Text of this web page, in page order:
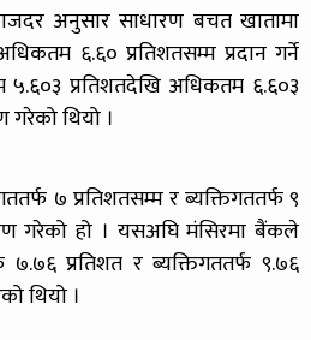
अनुसार साधारण बचत खातामा
६.६० प्रतिशतसम्म प्रदान गर्ने
प्रतिशतदेखि अधिकतम ६.६०३
गरेको थियो ।
७ प्रतिशतसम्म र ब्यक्तिगततर्फ ९
गरेको हो । यसअघि मंसिरमा बैंकले
७.७६ प्रतिशत र ब्यक्तिगततर्फ ९.७६
थियो ।